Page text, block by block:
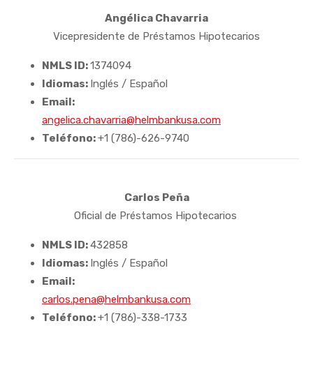
Angélica Chavarria
Vicepresidente de Préstamos Hipotecarios
NMLS ID:1374094
Idiomas: Inglés / Español
Email:
angelica.chavarria@helmbankusa.com
Teléfono:+1 (786)-626-9740
Carlos Peña
Oficial de Préstamos Hipotecarios
NMLS ID:432858
Idiomas: Inglés / Español
Email:
carlos.pena@helmbankusa.com
Teléfono:+1 (786)-338-1733